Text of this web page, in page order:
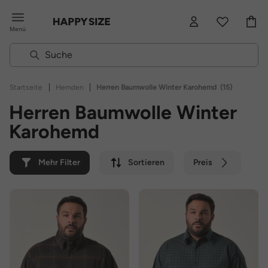
Menü
Startseite | Hemden | Herren Baumwolle Winter Karohemd (15)
Herren Baumwolle Winter
Karohemd
Mehr Filter Sortieren Preis